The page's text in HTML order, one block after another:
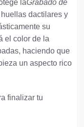
laGrabado de
dactilares y
su
el color de la
haciendo que
un aspecto rico
finalizar tu